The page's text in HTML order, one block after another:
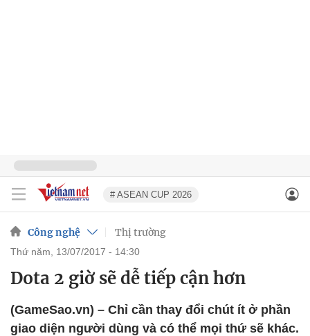
# ASEAN CUP 2026
Công nghệ Thị trường
thứ năm, 13/07/2017 - 14:30
Dota 2 giờ sẽ dễ tiếp cận hơn
(GameSao.vn) – Chỉ cần thay đổi chút ít ở phần
giao diện người dùng và có thể mọi thứ sẽ khác.